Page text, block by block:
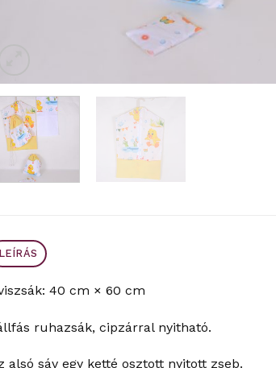
LEÍRÁS
40 cm × 60 cm
ruhazsák, cipzárral nyitható.
alsó sáv egy ketté osztott nyitott zseb.